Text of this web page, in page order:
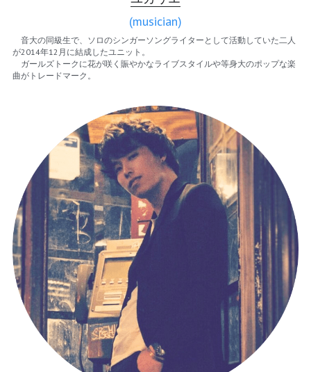
(musician)
音大の同級生で、ソロのシンガーソングライターとして活動していた二人
が2014年12月に結成したユニット。
ガールズトークに花が咲く賑やかなライブスタイルや等身大のポップな楽
曲がトレードマーク。